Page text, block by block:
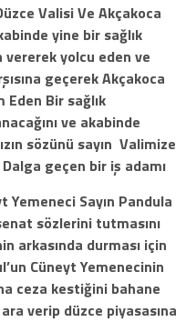
Valisi Ve Akçakoca
yine bir sağlık
vererek yolcu eden ve
geçerek Akçakoca
Bir sağlık
ve akabinde
sözünü sayın Valimize
geçen bir iş adamı
Yemeneci Sayın Pandula
sözlerini tutmasını
arkasında durması için
Cüneyt Yemenecinin
ceza kestiğini bahane
verip düzce piyasasına